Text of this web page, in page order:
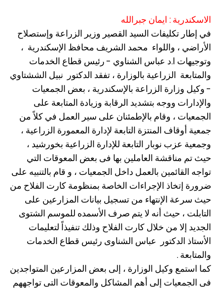
الاسكندرية : ايمان جبرالله
في إطار تكليفات السيد القصير وزير الزراعة وإستصلاح
الأراضي ، واللواء محمد الشريف محافظ الإسكندرية ،
وتوجيهات ا.د عباس الشناوي - رئيس قطاع الخدمات
والمتابعة الزراعية بالوزارة ، تفقد الدكتور نبيل الششتاوي
- وكيل وزارة الزراعة بالإسكندرية ، بعض الجمعيات
والإدارات ووجه بتشديد الرقابة وزيادة المتابعة على
الجمعيات ، وقام بالإطمئنان على سير العمل في كلاً من
جمعية أوقاف المنتزة التابعة لإدارة المعمورة الزراعية ،
وجمعية عزب نوبار التابعة للإدارة الزراعية بخورشيد ،
حيث تم مناقشة العاملين بها فى بعض المعوقات التي
تواجه القائمين بالعمل داخل الجمعيات ، و قام بالتنبيه على
ضرورة إتخاذ الإجراءات الخاصة بمنظومة كارت الفلاح من
حيث سرعة الإنتهاء من تسجيل بيانات المزارعين على
التابلت ، حيث أنه لا يتم صرف الأسمده للموسم الشتوى
الجديد إلا من خلال كارت الفلاح وذلك تنفيذاً لتعليمات
الأستاذ الدكتور عباس الشناوى رئيس قطاع الخدمات
والمتابعة .
كما استمع وكيل الوزارة ، إلى بعض المزارعين المتواجدين
فى الجمعيات إلى أهم المشاكل والمعوقات التى تواجههم